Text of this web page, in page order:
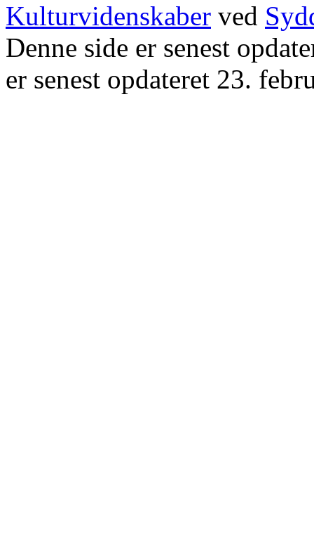
Kulturvidenskaber ved
Denne side er senest
er senest opdateret 23.